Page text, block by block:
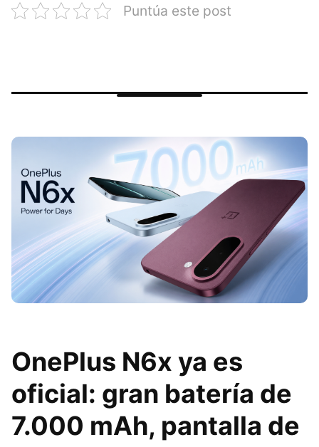
Puntúa este post
OnePlus N6x ya es
oficial: gran batería de
7.000 mAh, pantalla de